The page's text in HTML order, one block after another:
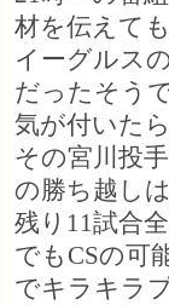
材を伝えて
イーグルス
だったそう
気が付いた
その宮川投
の勝ち越し
残り11試合
でもCSの可
でキラキラ